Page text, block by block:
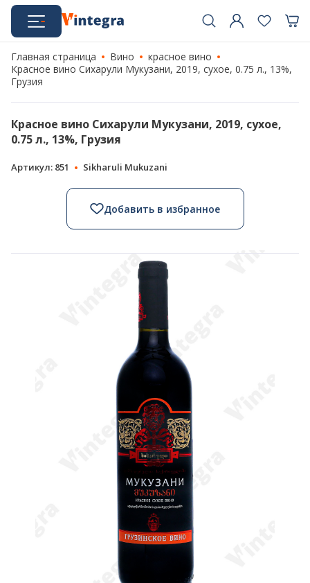
Главная страница Вино
красное вино
Красное вино Сихарули Мукузани, 2019, сухое, 0.75 л., 13%,
Грузия
Красное вино Сихарули Мукузани, 2019, сухое,
0.75 л., 13%, Грузия
Артикул: 851 Sikharuli Mukuzani
Добавить в избранное